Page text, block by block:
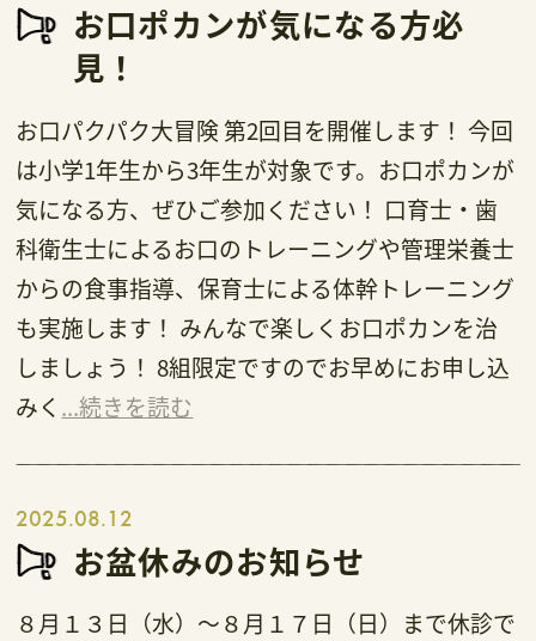
お口ポカンが気になる方必
見！
お口パクパク大冒険 第2回目を開催します！ 今回
は小学1年生から3年生が対象です。お口ポカンが
気になる方、ぜひご参加ください！ 口育士・歯
科衛生士によるお口のトレーニングや管理栄養士
からの食事指導、保育士による体幹トレーニング
も実施します！ みんなで楽しくお口ポカンを治
しましょう！ 8組限定ですのでお早めにお申し込
みく ...続きを読む
2025.08.12
お盆休みのお知らせ
８月１３日（水）～８月１７日（日）まで休診で